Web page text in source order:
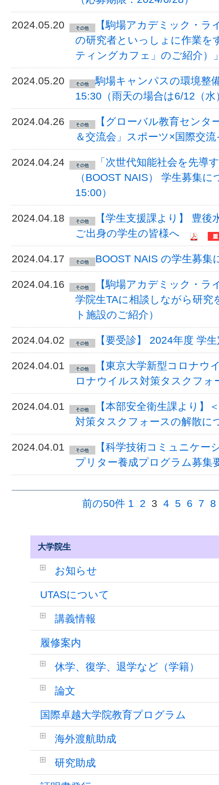
2024.05.20
【駒場アカデミック・
の研究者といっしょに作業を
ティングカフェ」のご紹介）
2024.05.20
駒場キャンパスの環境整
15:30（雨天の場合は6/12（水
2024.04.26
【グローバル教育センタ
＆交流会」スポーツ×国際交
2024.04.24
「次世代知能社会を先導
（BOOST NAIS） 学生募集
15:00）
2024.04.18
【学生支援課より】 豊
ご出身の学生の皆様へ
2024.04.17 BOOST NAIS の学生募集
2024.04.16
【駒場アカデミック・
学院生TAに相談しながら研
ト施設のご紹介）
2024.04.02 【要受診】 2024年度 学
2024.04.01
【東京大学新型コロナウ
ロナウイルス対策タスクフ
2024.04.01
【本部安全衛生課より】
対策タスクフォースの解散に
2024.04.01
【科学技術コミュニケー
プリター養成プログラム募集
前の50件 1 2 3 4 5 6 7 8
大学院生
お知らせ
UTASについて
講義情報
履修案内
休学、復学、退学など（学籍）
論文
国際卓越大学院教育プログラム
海外渡航助成
研究助成